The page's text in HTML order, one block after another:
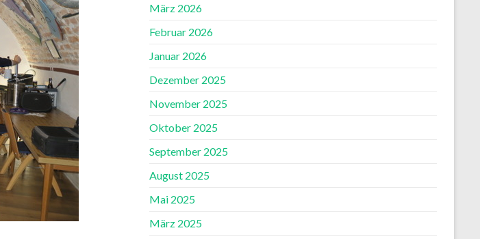
März 2026
Februar 2026
Januar 2026
Dezember 2025
November 2025
Oktober 2025
September 2025
August 2025
Mai 2025
März 2025